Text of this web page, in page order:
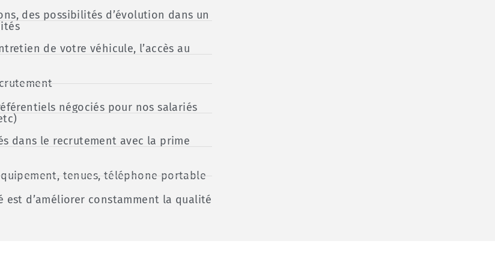
des possibilités d’évolution dans un
de votre véhicule, l’accès au
négociés pour nos salariés
dans le recrutement avec la prime
tenues, téléphone portable
d’améliorer constamment la qualité